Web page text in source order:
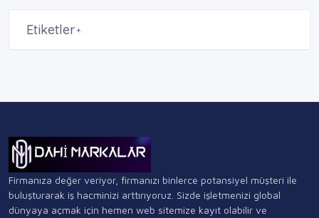
Etiketler+
Firmanıza değer veriyor, firmanızı binlerce potansiyel müşteri ile
buluşturarak iş hacminizi arttırıyoruz. Sizde işletmenizi global
dünyaya açmak için hemen web sitemize kayıt olabilir ve